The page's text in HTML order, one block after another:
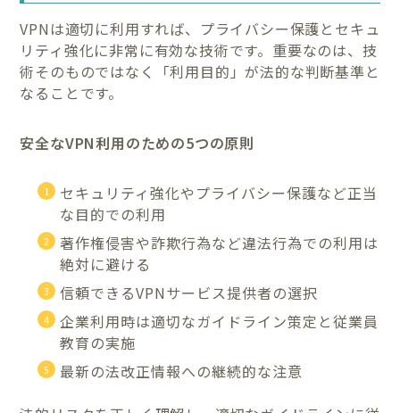
VPNは適切に利用すれば、プライバシー保護とセキュ
リティ強化に非常に有効な技術です。重要なのは、技
術そのものではなく「利用目的」が法的な判断基準と
なることです。
安全なVPN利用のための5つの原則
セキュリティ強化やプライバシー保護など正当
な目的での利用
著作権侵害や詐欺行為など違法行為での利用は
絶対に避ける
信頼できるVPNサービス提供者の選択
企業利用時は適切なガイドライン策定と従業員
教育の実施
最新の法改正情報への継続的な注意